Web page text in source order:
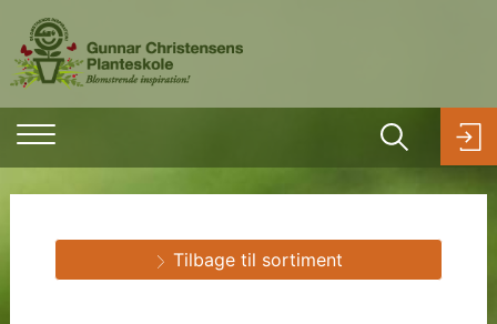
Tilbage til sortiment